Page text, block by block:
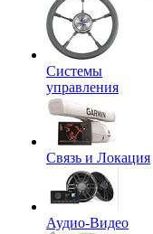
Системы
управления
Связь и Локация
Аудио-Видео